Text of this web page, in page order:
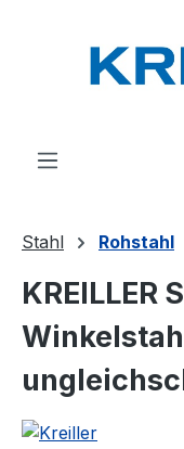
Stahl Rohstahl
KREILLER